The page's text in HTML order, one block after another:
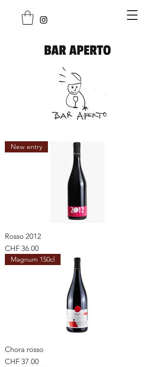
New entry
Rosso 2012
Preis
CHF 36.00
Magnum 150cl
Chora rosso
Preis
CHF 37.00